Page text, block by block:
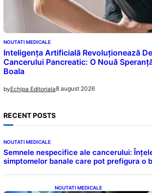
NOUTATI MEDICALE
Inteligența Artificială Revoluționează
Cancerului Pancreatic: O Nouă
Boala
byEchipa Editoriala8 august 2026
RECENT POSTS
NOUTATI MEDICALE
Semnele nespecifice ale cancerului:
simptomelor banale care pot prefigura o
NOUTATI MEDICALE